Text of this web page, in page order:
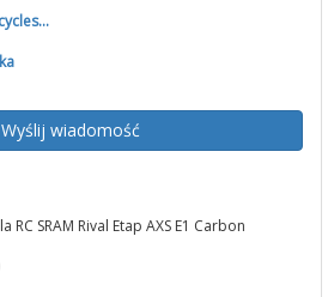
Wyślij wiadomość
SRAM Rival Etap AXS E1 Carbon